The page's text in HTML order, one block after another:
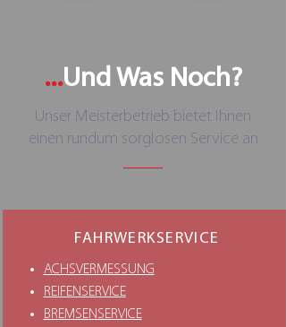
...Und Was Noch?
Unser Meisterbetrieb bietet Ihnen
einen rundum sorglosen Service an
FAHRWERKSERVICE
ACHSVERMESSUNG
REIFENSERVICE
BREMSENSERVICE